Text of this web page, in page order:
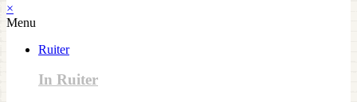
×
Menu
Ruiter
In Ruiter